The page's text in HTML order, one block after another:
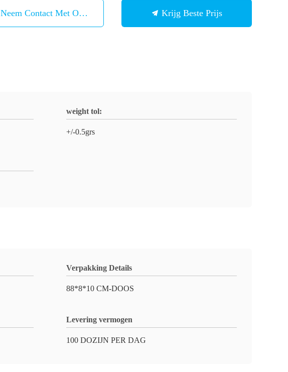
Neem Contact Met Ons Op Krijg Beste Prijs
weight tol:
+/-0.5grs
Verpakking Details
88*8*10 CM-DOOS
Levering vermogen
100 DOZIJN PER DAG